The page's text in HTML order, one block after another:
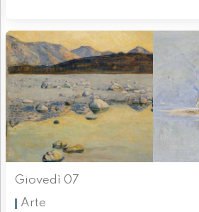
Giovedì 07
Arte